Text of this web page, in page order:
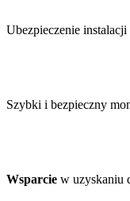
Ubezpieczenie instalacji
Szybki i bezpieczny
Wsparcie w uzyskaniu